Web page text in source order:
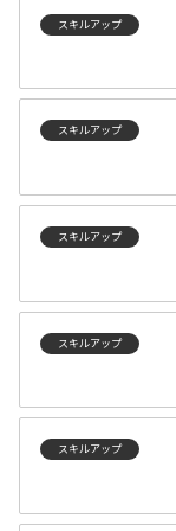
スキルアップ
スキルアップ
スキルアップ
スキルアップ
スキルアップ